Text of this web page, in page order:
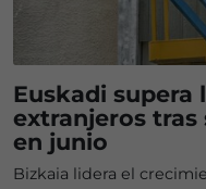
Euskadi supera
extranjeros tras
en junio
Bizkaia lidera el